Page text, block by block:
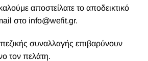
αποστείλατε το αποδεικτικό
στο info@wefit.gr.
συναλλαγής επιβαρύνουν
τον πελάτη.